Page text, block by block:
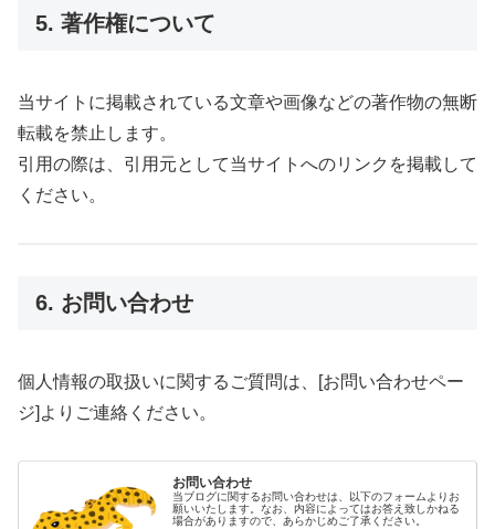
5. 著作権について
当サイトに掲載されている文章や画像などの著作物の無断
転載を禁止します。
引用の際は、引用元として当サイトへのリンクを掲載して
ください。
6. お問い合わせ
個人情報の取扱いに関するご質問は、[お問い合わせペー
ジ]よりご連絡ください。
お問い合わせ
当ブログに関するお問い合わせは、以下のフォームよりお
願いいたします。なお、内容によってはお答え致しかねる
場合がありますので、あらかじめご了承ください。